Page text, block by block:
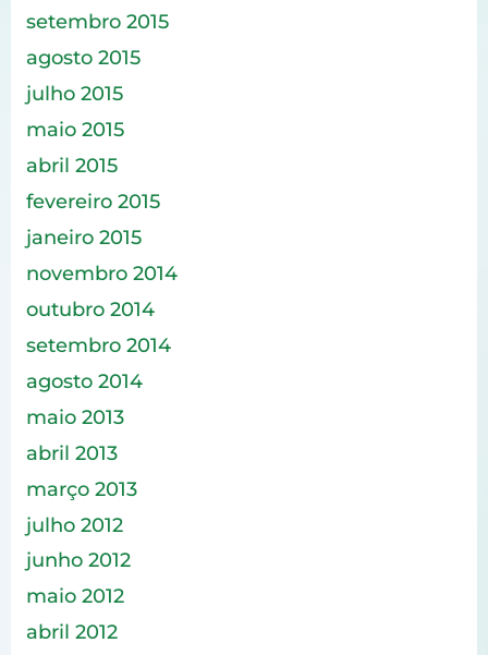
setembro 2015
agosto 2015
julho 2015
maio 2015
abril 2015
fevereiro 2015
janeiro 2015
novembro 2014
outubro 2014
setembro 2014
agosto 2014
maio 2013
abril 2013
março 2013
julho 2012
junho 2012
maio 2012
abril 2012